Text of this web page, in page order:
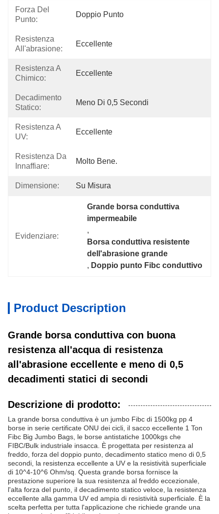
Forza Del
Punto:
Doppio Punto
Resistenza
All'abrasione:
Eccellente
Resistenza A
Chimico:
Eccellente
Decadimento
Statico:
Meno Di 0,5 Secondi
Resistenza A
UV:
Eccellente
Resistenza Da
Innaffiare:
Molto Bene.
Dimensione: Su Misura
Evidenziare:
Grande borsa conduttiva
impermeabile
,
Borsa conduttiva resistente
dell'abrasione grande
, Doppio punto Fibc conduttivo
Product Description
Grande borsa conduttiva con buona
resistenza all'acqua di resistenza
all'abrasione eccellente e meno di 0,5
decadimenti statici di secondi
Descrizione di prodotto:
La grande borsa conduttiva è un jumbo Fibc di 1500kg pp 4
borse in serie certificate ONU dei cicli, il sacco eccellente 1 Ton
Fibc Big Jumbo Bags, le borse antistatiche 1000kgs che
FIBC/Bulk industriale insacca. È progettata per resistenza al
freddo, forza del doppio punto, decadimento statico meno di 0,5
secondi, la resistenza eccellente a UV e la resistività superficiale
di 10^4-10^6 Ohm/sq. Questa grande borsa fornisce la
prestazione superiore la sua resistenza al freddo eccezionale,
l'alta forza del punto, il decadimento statico veloce, la resistenza
eccellente alla gamma UV ed ampia di resistività superficiale. È la
scelta perfetta per tutta l'applicazione che richiede grande una